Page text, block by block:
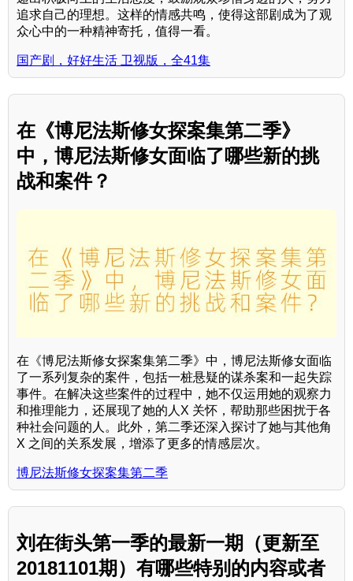
追求自己的理想。这样的情感共鸣，使得这部剧成为了观
众心中的一种精神寄托，值得一看。
国产剧，好好生活 卫视版，全41集
在《博尼法斯修女探案集第二季》
中，博尼法斯修女面临了哪些新的挑
战和案件？
在《博尼法斯修女探案集第二季》中，博尼法斯修女面临
了一系列复杂的案件，包括一桩悬疑的谋杀案和一起失踪
事件。在解决这些案件的过程中，她不仅运用她的观察力
和推理能力，还展现了她的人X 关怀，帮助那些困扰于各
种社会问题的人。此外，第二季还深入探讨了她与其他角
X 之间的关系发展，增添了更多的情感层次。
博尼法斯修女探案集第二季
刘在街头第一季的最新一期（更新至
20181101期）有哪些特别的内容或者